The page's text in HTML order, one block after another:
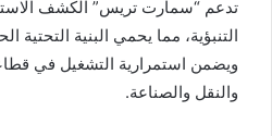
تدعم “سمارت تريس” الكشف
التنبؤية، مما يحمي البنية التحتية
ويضمن استمرارية التشغيل في
والنقل والصناعة.